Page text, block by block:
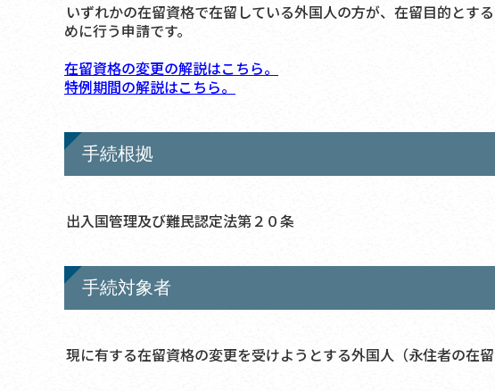
いずれかの在留資格で在留している外国人の方が、在留目的とす
めに行う申請です。
在留資格の変更の解説はこちら。
特例期間の解説はこちら。
手続根拠
出入国管理及び難民認定法第２０条
手続対象者
現に有する在留資格の変更を受けようとする外国人（永住者の在